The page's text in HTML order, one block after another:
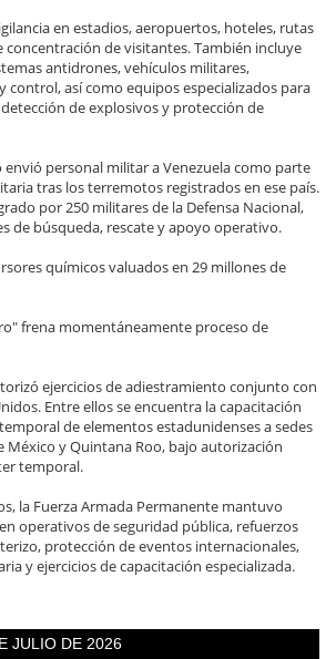
en estadios, aeropuertos, hoteles, rutas
concentración de visitantes. También incluye
antidrones, vehículos militares,
control, así como equipos especializados para
de explosivos y protección de
personal militar a Venezuela como parte
tras los terremotos registrados en ese país.
por 250 militares de la Defensa Nacional,
de búsqueda, rescate y apoyo operativo.
químicos valuados en 29 millones de
frena momentáneamente proceso de
ejercicios de adiestramiento conjunto con
Entre ellos se encuentra la capacitación
de elementos estadunidenses a sedes
México y Quintana Roo, bajo autorización
temporal.
la Fuerza Armada Permanente mantuvo
operativos de seguridad pública, refuerzos
protección de eventos internacionales,
y ejercicios de capacitación especializada.
JULIO DE 2026